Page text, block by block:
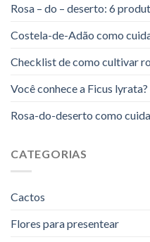
Rosa – do – deserto: 6
Costela-de-Adão como
Checklist de como cultivar
Você conhece a Ficus lyrata?
Rosa-do-deserto como
CATEGORIAS
Cactos
Flores para presentear